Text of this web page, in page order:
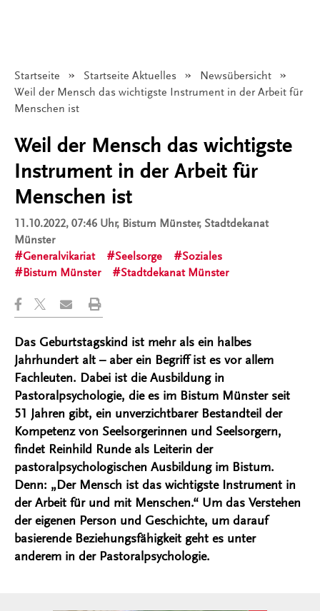
Startseite Startseite Aktuelles
Newsübersicht
Angezeigt:
Weil der Mensch das wichtigste Instrument in der Arbeit für
Menschen ist
Weil der Mensch das wichtigste
Instrument in der Arbeit für
Menschen ist
11.10.2022, 07:46 Uhr, Bistum Münster, Stadtdekanat
Münster
Generalvikariat
Seelsorge
Soziales
Bistum Münster
Stadtdekanat Münster
Das Geburtstagskind ist mehr als ein halbes
Jahrhundert alt – aber ein Begriff ist es vor allem
Fachleuten. Dabei ist die Ausbildung in
Pastoralpsychologie, die es im Bistum Münster seit
51 Jahren gibt, ein unverzichtbarer Bestandteil der
Kompetenz von Seelsorgerinnen und Seelsorgern,
findet Reinhild Runde als Leiterin der
pastoralpsychologischen Ausbildung im Bistum.
Denn: „Der Mensch ist das wichtigste Instrument in
der Arbeit für und mit Menschen.“ Um das Verstehen
der eigenen Person und Geschichte, um darauf
basierende Beziehungsfähigkeit geht es unter
anderem in der Pastoralpsychologie.